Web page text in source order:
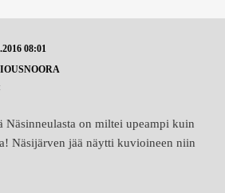
08:01
Näsinneulasta on miltei upeampi kuin
Näsijärven jää näytti kuvioineen niin